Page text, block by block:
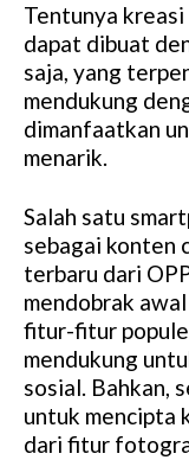
Tentunya
dapat dibuat
saja, yang
mendukung
dimanfaatkan
menarik.
Salah satu
sebagai konten
terbaru dari
mendobrak
fitur-fitur
mendukung
sosial. Bahkan,
untuk mencipta
dari fitur